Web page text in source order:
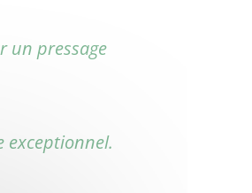
un pressage
exceptionnel.